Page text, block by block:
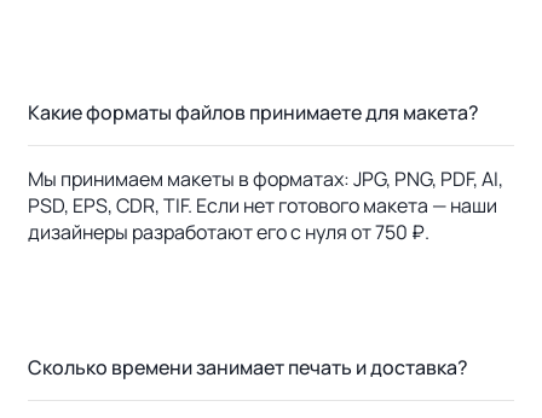
Какие форматы файлов принимаете для макета?
Мы принимаем макеты в форматах: JPG, PNG, PDF, AI,
PSD, EPS, CDR, TIF. Если нет готового макета — наши
дизайнеры разработают его с нуля от 750 ₽.
Сколько времени занимает печать и доставка?